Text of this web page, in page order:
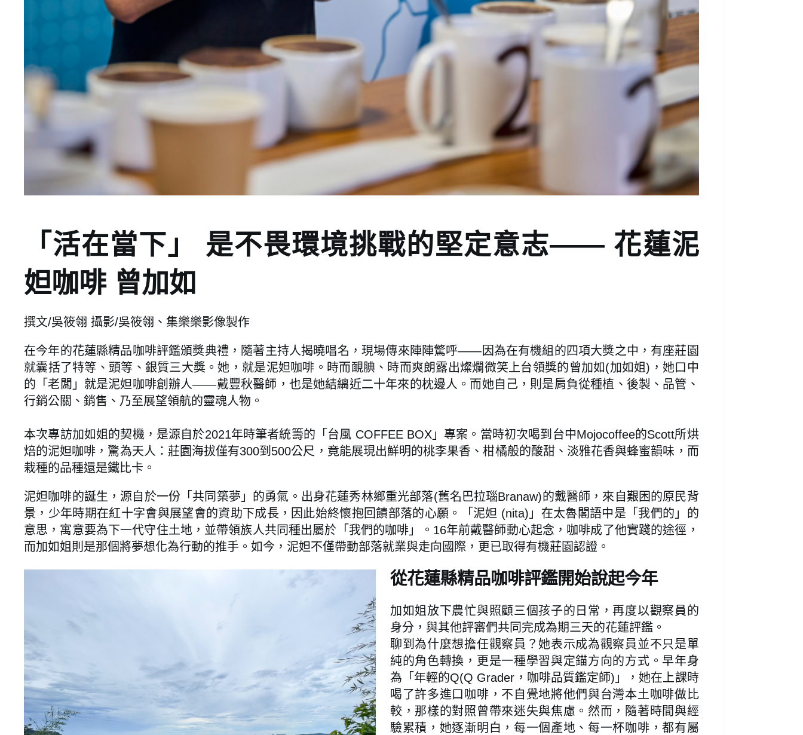
「活在當下」 是不畏環境挑戰的堅定意志—— 花蓮泥
妲咖啡 曾加如
撰文/吳筱翎 攝影/吳筱翎、集樂樂影像製作
在今年的花蓮縣精品咖啡評鑑頒獎典禮，隨著主持人揭曉唱名，現場傳來陣陣驚呼——因為在有機組的四項大獎之中，有座莊園
就囊括了特等、頭等、銀質三大獎。她，就是泥妲咖啡。時而靦腆、時而爽朗露出燦爛微笑上台領獎的曾加如(加如姐)，她口中
的「老闆」就是泥妲咖啡創辦人——戴豐秋醫師，也是她結縭近二十年來的枕邊人。而她自己，則是肩負從種植、後製、品管、
行銷公關、銷售、乃至展望領航的靈魂人物。
本次專訪加如姐的契機，是源自於2021年時筆者統籌的「台風 COFFEE BOX」專案。當時初次喝到台中Mojocoffee的Scott所烘
焙的泥妲咖啡，驚為天人：莊園海拔僅有300到500公尺，竟能展現出鮮明的桃李果香、柑橘般的酸甜、淡雅花香與蜂蜜韻味，而
栽種的品種還是鐵比卡。
泥妲咖啡的誕生，源自於一份「共同築夢」的勇氣。出身花蓮秀林鄉重光部落(舊名巴拉瑙Branaw)的戴醫師，來自艱困的原民背
景，少年時期在紅十字會與展望會的資助下成長，因此始終懷抱回饋部落的心願。「泥妲 (nita)」在太魯閣語中是「我們的」的
意思，寓意要為下一代守住土地，並帶領族人共同種出屬於「我們的咖啡」。16年前戴醫師動心起念，咖啡成了他實踐的途徑，
而加如姐則是那個將夢想化為行動的推手。如今，泥妲不僅帶動部落就業與走向國際，更已取得有機莊園認證。
從花蓮縣精品咖啡評鑑開始說起今年
加如姐放下農忙與照顧三個孩子的日常，再度以觀察員的
身分，與其他評審們共同完成為期三天的花蓮評鑑。
聊到為什麼想擔任觀察員？她表示成為觀察員並不只是單
純的角色轉換，更是一種學習與定錨方向的方式。早年身
為「年輕的Q(Q Grader，咖啡品質鑑定師)」，她在上課時
喝了許多進口咖啡，不自覺地將他們與台灣本土咖啡做比
較，那樣的對照曾帶來迷失與焦慮。然而，隨著時間與經
驗累積，她逐漸明白，每一個產地、每一杯咖啡，都有屬